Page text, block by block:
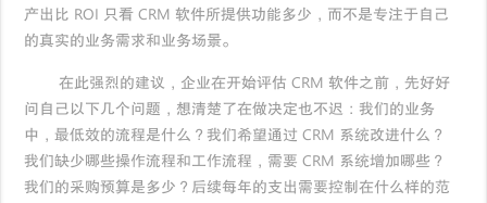
产出比 ROI 只看 CRM 软件所提供功能多少，而不是专注于自己
的真实的业务需求和业务场景。
在此强烈的建议，企业在开始评估 CRM 软件之前，先好好
问自己以下几个问题，想清楚了在做决定也不迟：我们的业务
中，最低效的流程是什么？我们希望通过 CRM 系统改进什么？
我们缺少哪些操作流程和工作流程，需要 CRM 系统增加哪些？
我们的采购预算是多少？后续每年的支出需要控制在什么样的范